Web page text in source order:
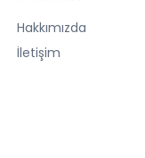
Hakkımızda
İletişim